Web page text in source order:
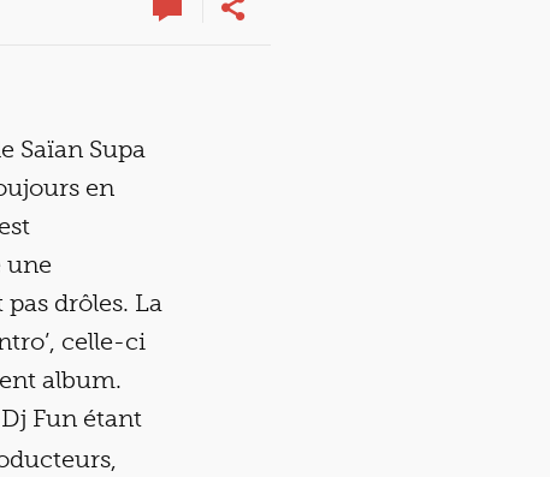
Saïan Supa
en
une
drôles. La
celle-ci
album.
Fun étant